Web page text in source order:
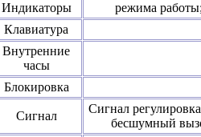
Индикаторы
режима
Клавиатура
Внутренние
часы
Блокировка
Сигнал
Сигнал
бесшумный